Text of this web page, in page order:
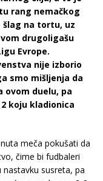
rang nemačkog
šlag na tortu, uz
drugoligašu
Evrope.
nije izborio
smo mišljenja da
ovom duelu, pa
koju kladionica
meča pokušati da
čime bi fudbaleri
susreta, pa